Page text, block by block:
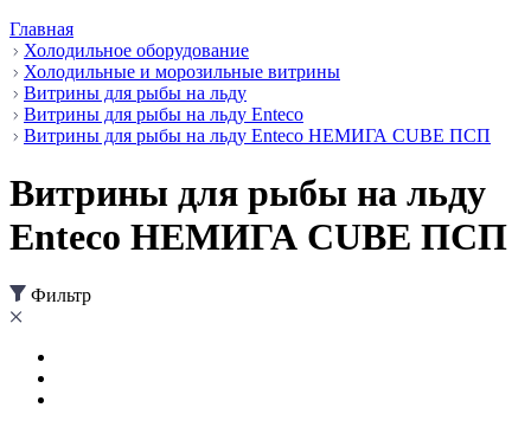
Главная
Холодильное оборудование
Холодильные и морозильные витрины
Витрины для рыбы на льду
Витрины для рыбы на льду Enteco
Витрины для рыбы на льду Enteco НЕМИГА CUBE ПСП
Витрины для рыбы на льду
Enteco НЕМИГА CUBE ПСП
Фильтр